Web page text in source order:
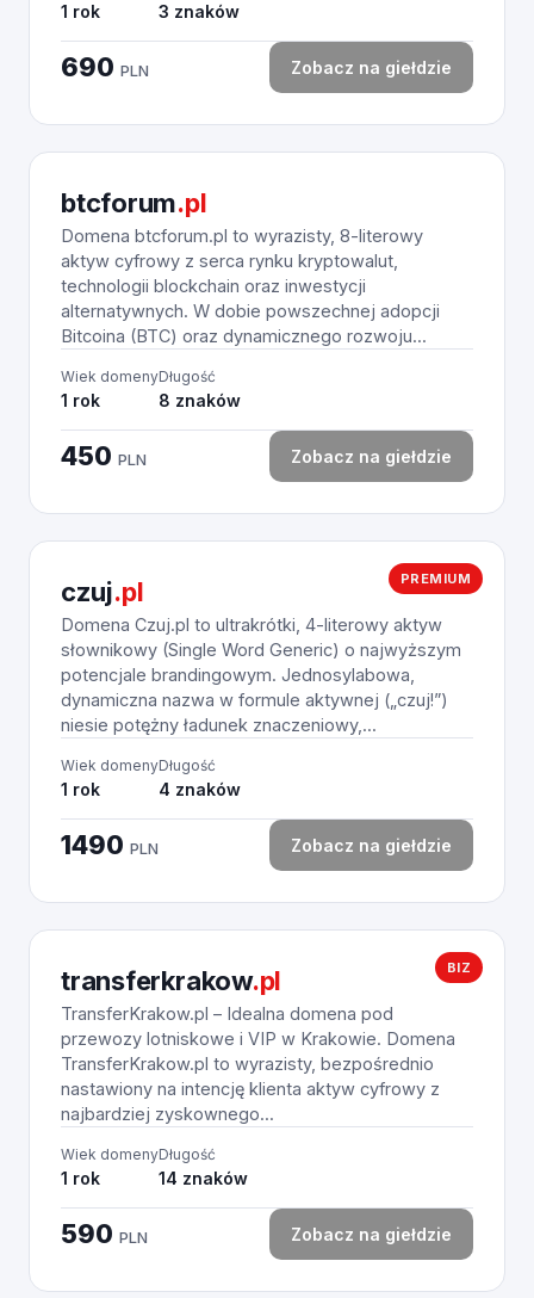
1 rok 3 znaków
690 PLN Zobacz na giełdzie
btcforum.pl
Domena btcforum.pl to wyrazisty, 8-literowy
aktyw cyfrowy z serca rynku kryptowalut,
technologii blockchain oraz inwestycji
alternatywnych. W dobie powszechnej adopcji
Bitcoina (BTC) oraz dynamicznego rozwoju...
Wiek domeny
1 rok
Długość
8 znaków
450 PLN Zobacz na giełdzie
PREMIUM
czuj.pl
Domena Czuj.pl to ultrakrótki, 4-literowy aktyw
słownikowy (Single Word Generic) o najwyższym
potencjale brandingowym. Jednosylabowa,
dynamiczna nazwa w formule aktywnej („czuj!”)
niesie potężny ładunek znaczeniowy,...
Wiek domeny
1 rok
Długość
4 znaków
1490 PLN Zobacz na giełdzie
BIZ
transferkrakow.pl
TransferKrakow.pl – Idealna domena pod
przewozy lotniskowe i VIP w Krakowie. Domena
TransferKrakow.pl to wyrazisty, bezpośrednio
nastawiony na intencję klienta aktyw cyfrowy z
najbardziej zyskownego...
Wiek domeny
1 rok
Długość
14 znaków
590 PLN Zobacz na giełdzie